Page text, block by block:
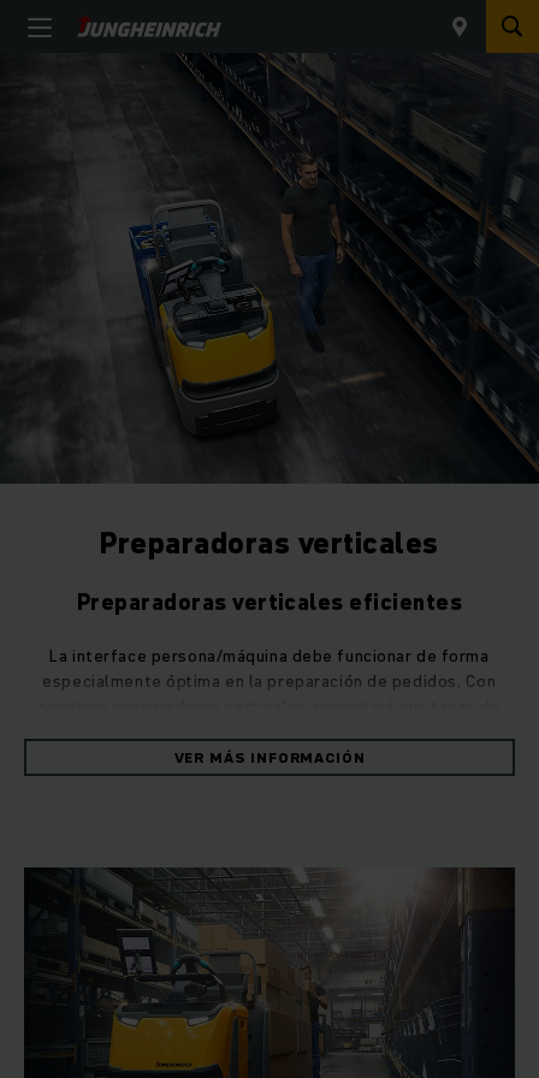
Preparadoras verticales
Preparadoras verticales eficientes
La interface persona/máquina debe funcionar de forma
especialmente óptima en la preparación de pedidos. Con
optará por una seguridad de marcha y una eficiencia mayores,
incluso en las aplicaciones más duras e intensas.
programas de marcha individuales para velocidades bajas o
altas aumentan no solo la calidad del trabajo, sino que
garantizan también un confort especial. Las preparadoras
verticales y las preparadoras horizontales demuestran su
eficacia sobre todo en las aplicaciones intensas. Gracias a
cortos periodos de cambio de baterías, las preparadoras
eléctricas superan incluso varios turnos seguidos.
VER MÁS INFORMACIÓN